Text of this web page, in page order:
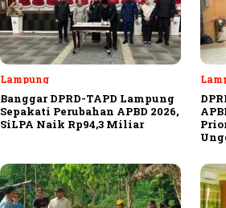
Lampung
Banggar DPRD-TAPD Lampung
Sepakati Perubahan APBD 2026,
SiLPA Naik Rp94,3 Miliar